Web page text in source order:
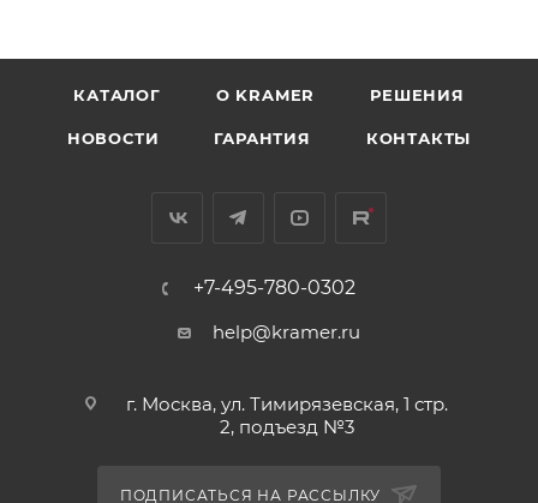
КАТАЛОГ O KRAMER РЕШЕНИЯ
НОВОСТИ ГАРАНТИЯ КОНТАКТЫ
+7-495-780-0302
help@kramer.ru
г. Москва, ул. Тимирязевская, 1 стр.
2, подъезд №3
ПОДПИСАТЬСЯ НА РАССЫЛКУ